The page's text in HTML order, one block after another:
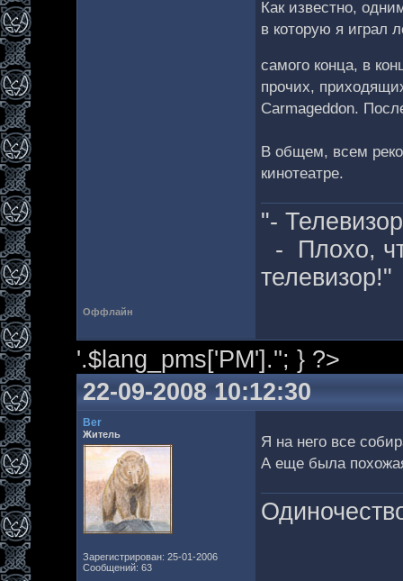
Как известно,
в которую я играл
самого конца, в
прочих,
Carmageddon.
В общем, всем
кинотеатре.
"-
- Плохо,
телевизор!"
Оффлайн
'.$lang_pms['PM'].''; } ?>
22-09-2008 10:12:30
Ber
Житель
Зарегистрирован: 25-01-2006
Сообщений: 63
Я на него все
А еще была